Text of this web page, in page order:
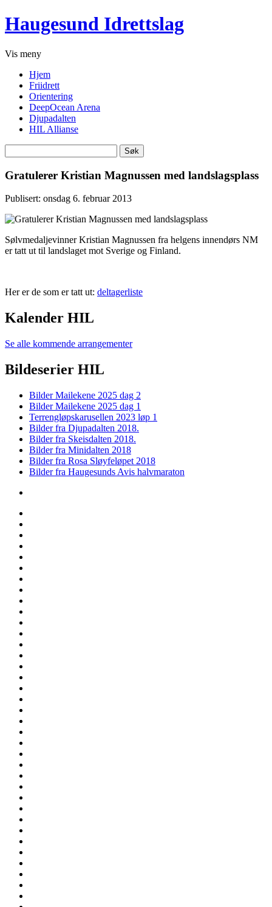
Haugesund Idrettslag
Vis meny
Hjem
Friidrett
Orientering
DeepOcean Arena
Djupadalten
HIL Allianse
etter:
Gratulerer Kristian Magnussen med landslagsplass
Publisert: onsdag 6. februar 2013
Sølvmedaljevinner Kristian Magnussen fra helgens innendørs NM
er tatt ut til landslaget mot Sverige og Finland.
Her er de som er tatt ut: deltagerliste
Kalender HIL
Se alle kommende arrangementer
Bildeserier HIL
Bilder Mailekene 2025 dag 2
Bilder Mailekene 2025 dag 1
Terrengløpskarusellen 2023 løp 1
Bilder fra Djupadalten 2018.
Bilder fra Skeisdalten 2018.
Bilder fra Minidalten 2018
Bilder fra Rosa Sløyfeløpet 2018
Bilder fra Haugesunds Avis halvmaraton